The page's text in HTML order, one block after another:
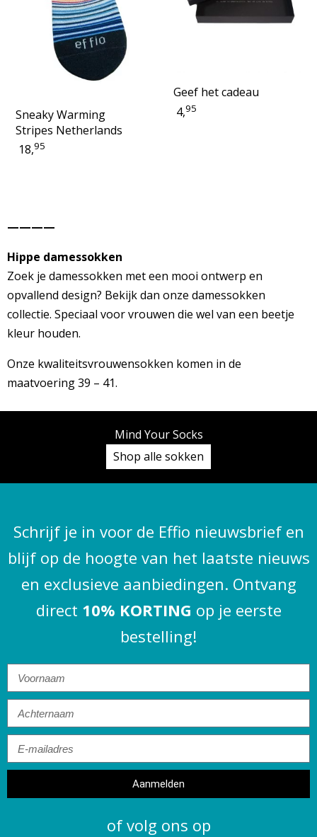
Sneaky Warming
Stripes Netherlands
18,95
Geef het cadeau
4,95
————
Hippe damessokken
Zoek je damessokken met een mooi ontwerp en
opvallend design? Bekijk dan onze damessokken
collectie. Speciaal voor vrouwen die wel van een beetje
kleur houden.
Onze kwaliteitsvrouwensokken komen in de
maatvoering 39 – 41.
Mind Your Socks
Shop alle sokken
Schrijf je in voor de Effio nieuwsbrief en
blijf op de hoogte van het laatste nieuws
en exclusieve aanbiedingen. Ontvang
direct 10% KORTING op je eerste
bestelling!
Aanmelden
of volg ons op